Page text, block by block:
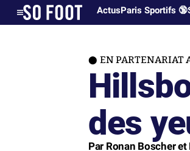
ActusParis Sportifs 🔞
EN PARTENARIAT
des
Par Ronan Boscher